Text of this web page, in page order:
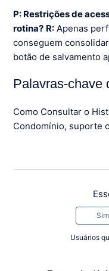
P: Restrições de
rotina? R: Apenas
conseguem
botão de salvamento
Palavras-chave
Como Consultar o
Condomínio, suporte
Sim
Usuários